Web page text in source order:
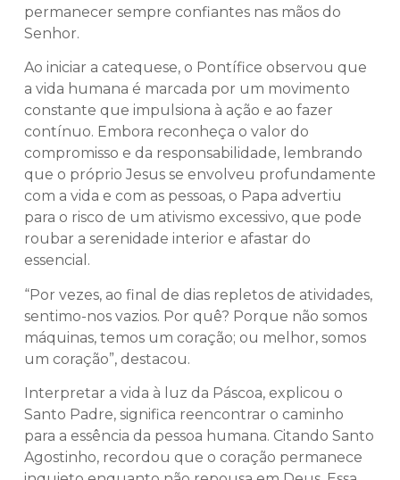
permanecer sempre confiantes nas mãos do
Senhor.
Ao iniciar a catequese, o Pontífice observou que
a vida humana é marcada por um movimento
constante que impulsiona à ação e ao fazer
contínuo. Embora reconheça o valor do
compromisso e da responsabilidade, lembrando
que o próprio Jesus se envolveu profundamente
com a vida e com as pessoas, o Papa advertiu
para o risco de um ativismo excessivo, que pode
roubar a serenidade interior e afastar do
essencial.
“Por vezes, ao final de dias repletos de atividades,
sentimo-nos vazios. Por quê? Porque não somos
máquinas, temos um coração; ou melhor, somos
um coração”, destacou.
Interpretar a vida à luz da Páscoa, explicou o
Santo Padre, significa reencontrar o caminho
para a essência da pessoa humana. Citando Santo
Agostinho, recordou que o coração permanece